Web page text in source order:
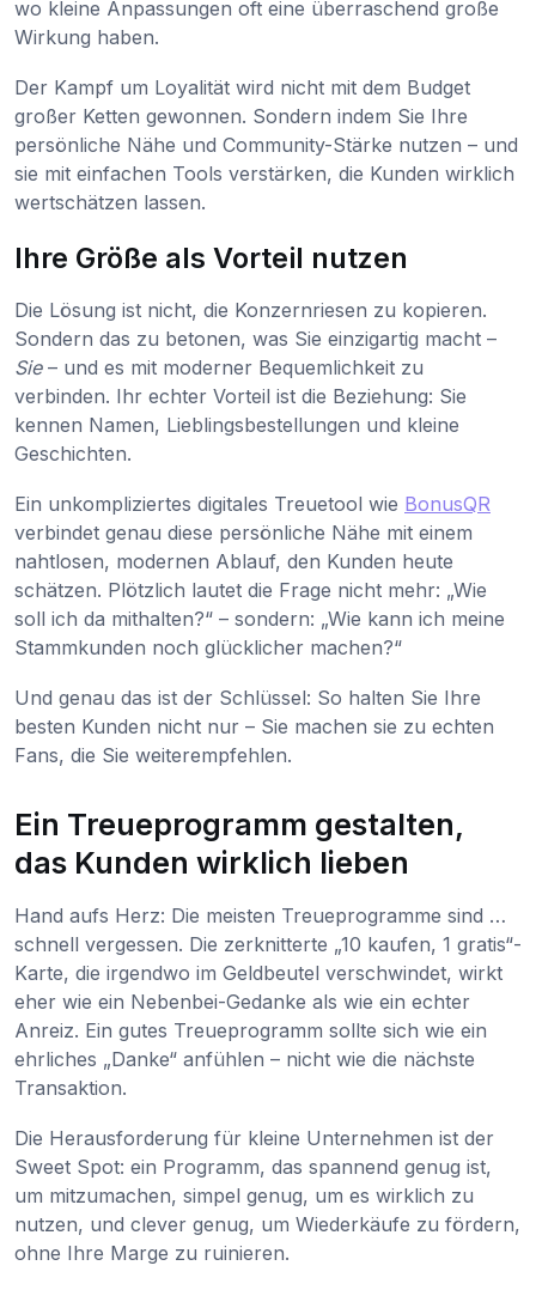
wo kleine Anpassungen oft eine überraschend große
Wirkung haben.
Der Kampf um Loyalität wird nicht mit dem Budget
großer Ketten gewonnen. Sondern indem Sie Ihre
persönliche Nähe und Community-Stärke nutzen – und
sie mit einfachen Tools verstärken, die Kunden wirklich
wertschätzen lassen.
Ihre Größe als Vorteil nutzen
Die Lösung ist nicht, die Konzernriesen zu kopieren.
Sondern das zu betonen, was Sie einzigartig macht –
Sie– und es mit moderner Bequemlichkeit zu
verbinden. Ihr echter Vorteil ist die Beziehung: Sie
kennen Namen, Lieblingsbestellungen und kleine
Geschichten.
Ein unkompliziertes digitales Treuetool wie BonusQR
verbindet genau diese persönliche Nähe mit einem
nahtlosen, modernen Ablauf, den Kunden heute
schätzen. Plötzlich lautet die Frage nicht mehr: „Wie
soll ich da mithalten?“ – sondern: „Wie kann ich meine
Stammkunden noch glücklicher machen?“
Und genau das ist der Schlüssel: So halten Sie Ihre
besten Kunden nicht nur – Sie machen sie zu echten
Fans, die Sie weiterempfehlen.
Ein Treueprogramm gestalten,
das Kunden wirklich lieben
Hand aufs Herz: Die meisten Treueprogramme sind …
schnell vergessen. Die zerknitterte „10 kaufen, 1 gratis“-
Karte, die irgendwo im Geldbeutel verschwindet, wirkt
eher wie ein Nebenbei-Gedanke als wie ein echter
Anreiz. Ein gutes Treueprogramm sollte sich wie ein
ehrliches „Danke“ anfühlen – nicht wie die nächste
Transaktion.
Die Herausforderung für kleine Unternehmen ist der
Sweet Spot: ein Programm, das spannend genug ist,
um mitzumachen, simpel genug, um es wirklich zu
nutzen, und clever genug, um Wiederkäufe zu fördern,
ohne Ihre Marge zu ruinieren.